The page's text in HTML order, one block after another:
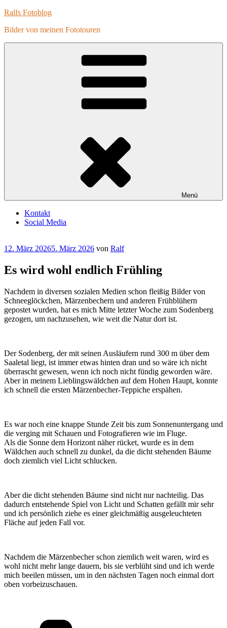
Zum
springen
Ralfs Fotoblog
Bilder von meinen Fototouren
Menü
Kontakt
Social Media
Veröffentlicht
12. März 20265. März 2026 von Ralf
Es wird wohl endlich Frühling
Nachdem in diversen sozialen Medien schon fleißig Bilder von
Schneeglöckchen, Märzenbechern und anderen Frühblühern
gepostet wurden, hat es mich Mitte letzter Woche zum Sodenberg
gezogen, um nachzusehen, wie weit die Natur dort ist.
Der Sodenberg, der mit seinen Ausläufern rund 300 m über dem
Saaletal liegt, ist immer etwas hinten dran und so wäre ich nicht
überrascht gewesen, wenn ich noch nicht fündig geworden wäre.
Aber in meinem Lieblingswäldchen auf dem Hohen Haupt, konnte
ich schnell die ersten Märzenbecher-Teppiche erspähen.
Es war noch eine knappe Stunde Zeit bis zum Sonnenuntergang und
die verging mit Schauen und Fotografieren wie im Fluge.
Als die Sonne dem Horizont näher rücket, wurde es in dem
Wäldchen auch schnell zu dunkel, da die dicht stehenden Bäume
doch ziemlich viel Licht schlucken.
Aber die dicht stehenden Bäume sind nicht nur nachteilig. Das
dadurch entstehende Spiel von Licht und Schatten gefällt mir sehr
und ich persönlich ziehe es einer gleichmäßig ausgeleuchteten
Fläche auf jeden Fall vor.
Nachdem die Märzenbecher schon ziemlich weit waren, wird es
wohl nicht mehr lange dauern, bis sie verblüht sind und ich werde
mich beeilen müssen, um in den nächsten Tagen noch einmal dort
oben vorbeizuschauen.